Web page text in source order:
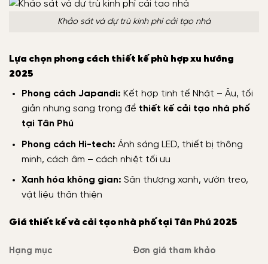
Khảo sát và dự trù kinh phí cải tạo nhà
Lựa chọn phong cách thiết kế phù hợp xu hướng
2025
Phong cách Japandi: Kết hợp tinh tế Nhật – Âu, tối
giản nhưng sang trọng để thiết kế cải tạo nhà phố
tại Tân Phú
Phong cách Hi-tech: Ánh sáng LED, thiết bị thông
minh, cách âm – cách nhiệt tối ưu
Xanh hóa không gian: Sân thượng xanh, vườn treo,
vật liệu thân thiện
Giá thiết kế và cải tạo nhà phố tại Tân Phú 2025
Hạng mục Đơn giá tham khảo